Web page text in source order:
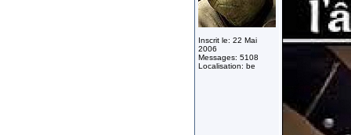
Inscrit le: 22 Mai
2006
Messages: 5108
Localisation: be